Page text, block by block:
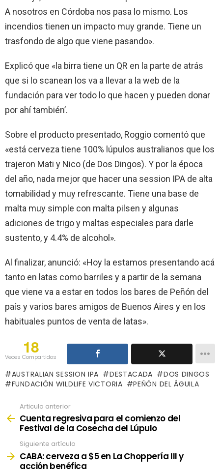
A nosotros en Córdoba nos pasa lo mismo. Los
incendios tienen un impacto muy grande. Tiene un
trasfondo de algo que viene pasando».
Explicó que «la birra tiene un QR en la parte de atrás
que si lo scanean los va a llevar a la web de la
fundación para ver todo lo que hacen y pueden donar
por ahí también’.
Sobre el producto presentado, Roggio comentó que
«está cerveza tiene 100% lúpulos australianos que los
trajeron Mati y Nico (de Dos Dingos). Y por la época
del año, nada mejor que hacer una session IPA de alta
tomabilidad y muy refrescante. Tiene una base de
malta muy simple con malta pilsen y algunas
adiciones de trigo y maltas especiales para darle
sustento, y 4.4% de alcohol».
Al finalizar, anunció: «Hoy la estamos presentando acá
tanto en latas como barriles y a partir de la semana
que viene va a estar en todos los bares de Peñón del
país y varios bares amigos de Buenos Aires y en los
habituales puntos de venta de latas».
18
Veces Compartidos
AUSTRALIAN SESSION IPA DESTACADA
DOS DINGOS
FUNDACIÓN WILDLIFE VICTORIA
PEÑÓN DEL ÁGUILA
more
Articulo anterior
Cuenta regresiva para el comienzo del
Festival de la Cosecha del Lúpulo
Siguiente artículo
CABA: cerveza a $5 en La Choppería III y
acción benéfica